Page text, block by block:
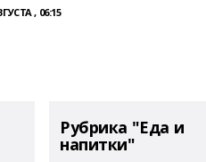
, 06:15
Рубрика "Еда и
напитки"